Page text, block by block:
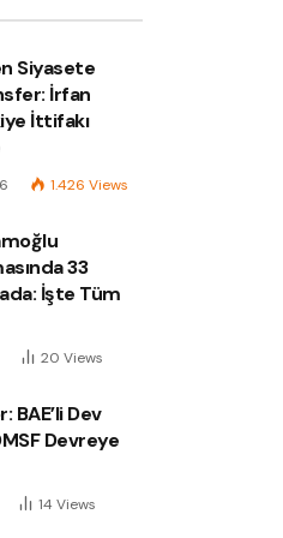
Siyasete
İrfan
İttifakı
1.426 Views
33
İşte Tüm
20 Views
BAE’li Dev
Devreye
14 Views